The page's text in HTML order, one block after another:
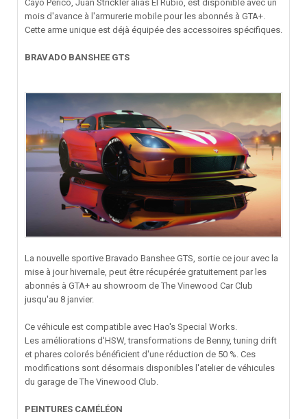
Cayo Perico, Juan Strickler alias El Rubio, est disponible avec un
mois d'avance à l'armurerie mobile pour les abonnés à GTA+.
Cette arme unique est déjà équipée des accessoires spécifiques.
BRAVADO BANSHEE GTS
La nouvelle sportive Bravado Banshee GTS, sortie ce jour avec la
mise à jour hivernale, peut être récupérée gratuitement par les
abonnés à GTA+ au showroom de The Vinewood Car Club
jusqu'au 8 janvier.
Ce véhicule est compatible avec Hao's Special Works.
Les améliorations d'HSW, transformations de Benny, tuning drift
et phares colorés bénéficient d'une réduction de 50 %. Ces
modifications sont désormais disponibles l'atelier de véhicules
du garage de The Vinewood Club.
PEINTURES CAMÉLÉON